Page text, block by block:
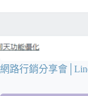
網路行銷分享會